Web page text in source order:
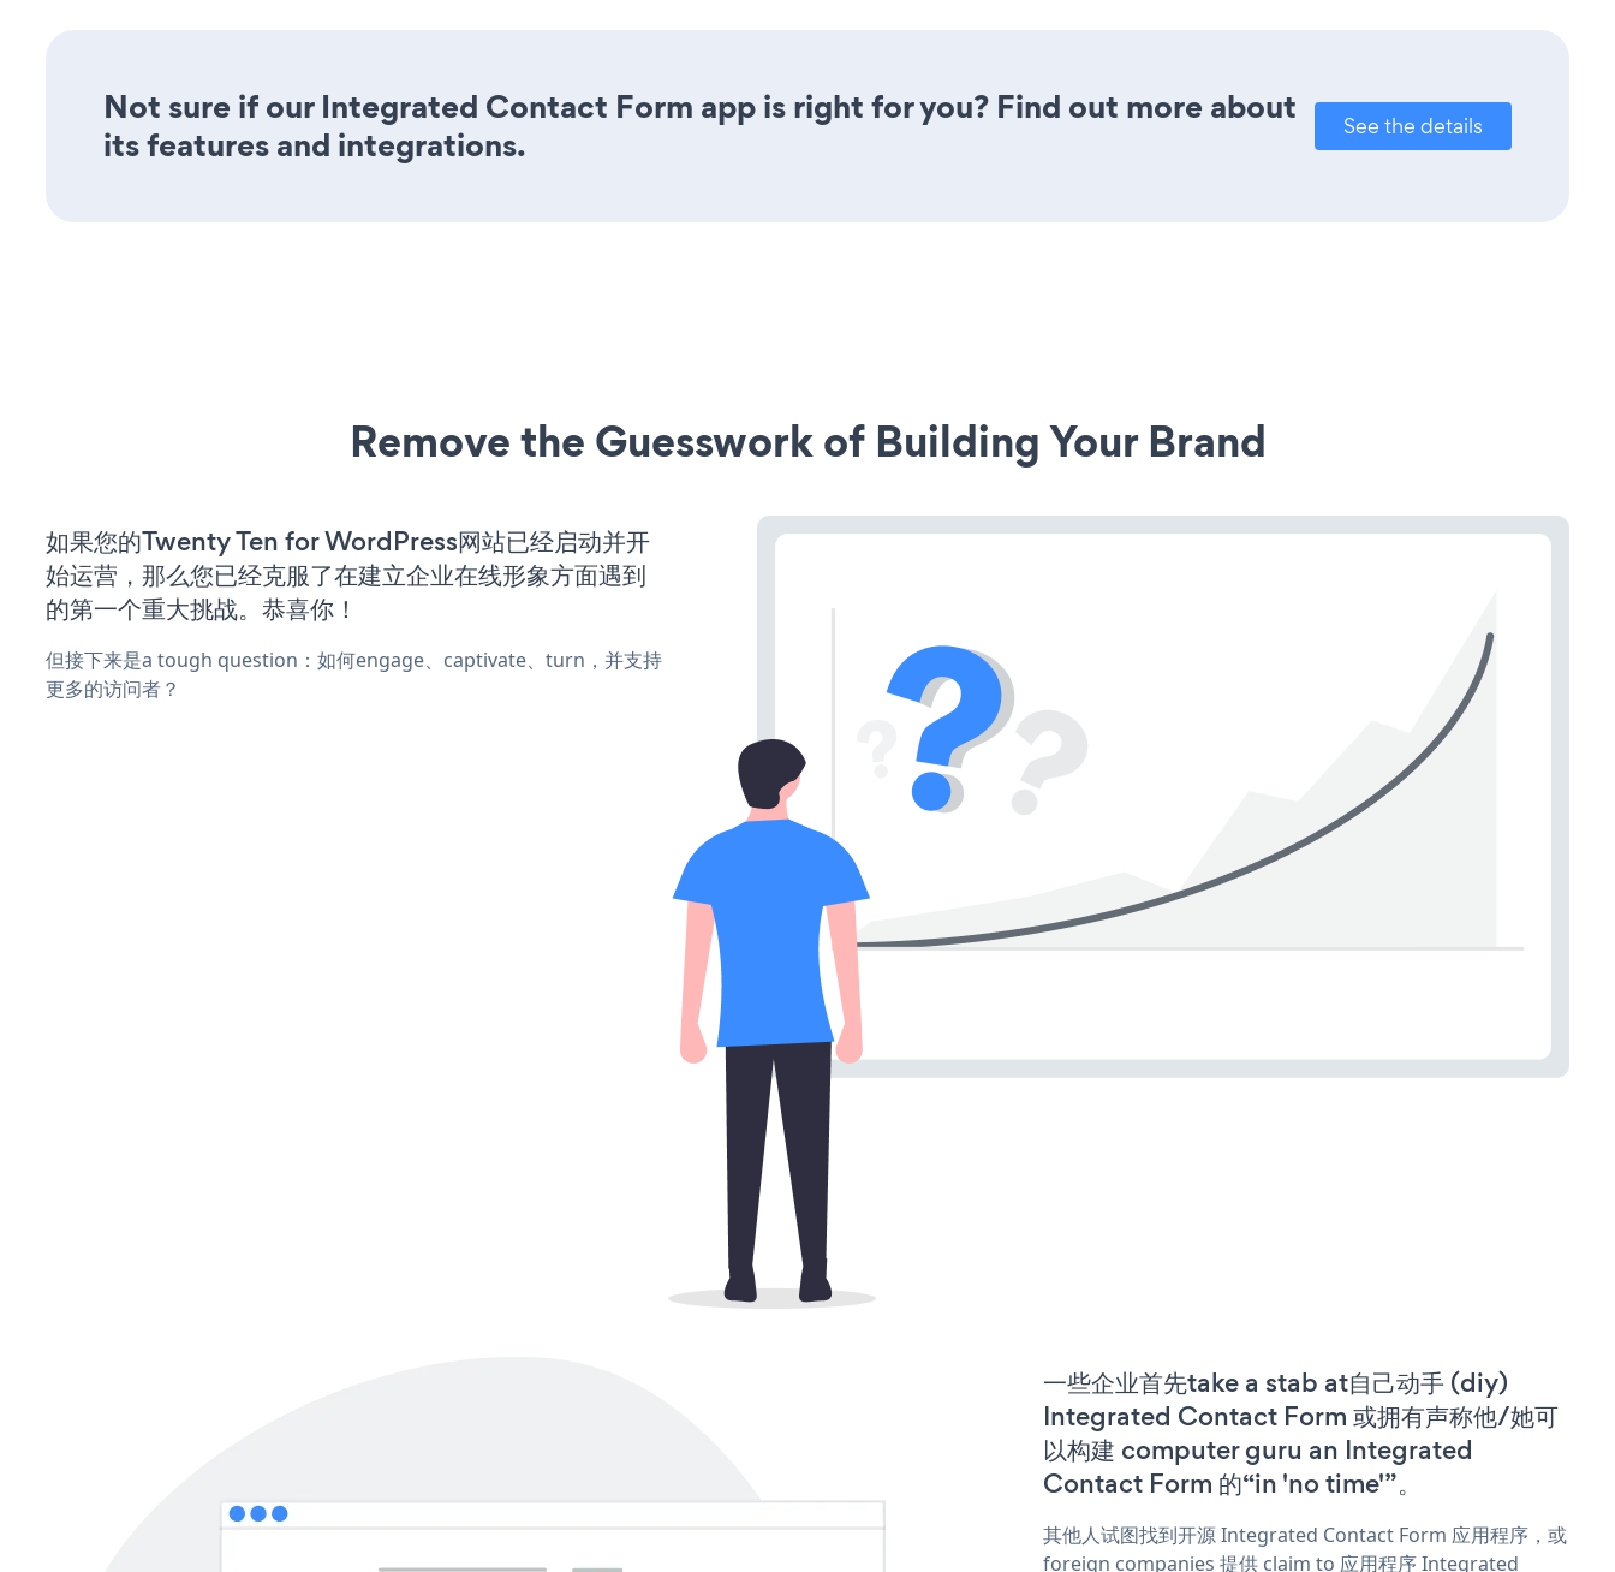
Not sure if our Integrated Contact Form app is right for you? Find out more about
its features and integrations.
See the details
Remove the Guesswork of Building Your Brand
如果您的Twenty Ten for WordPress网站已经启动并开
始运营，那么您已经克服了在建立企业在线形象方面遇到
的第一个重大挑战。恭喜你！
但接下来是a tough question：如何engage、captivate、turn，并支持
更多的访问者？
一些企业首先take a stab at自己动手 (diy)
Integrated Contact Form 或拥有声称他/她可
以构建 computer guru an Integrated
Contact Form 的“in 'no time'”。
其他人试图找到开源 Integrated Contact Form 应用程序，或
foreign companies 提供 claim to 应用程序 Integrated